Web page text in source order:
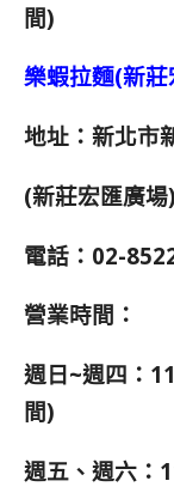
間)
樂蝦拉麵(新
地址：新北市
(新莊宏匯廣場)
電話：02-
營業時間：
週日~週四：
間)
週五、週六：